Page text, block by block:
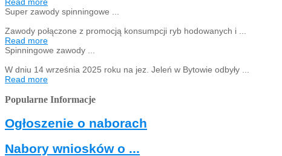
Super zawody spinningowe ...
Zawody połączone z promocją konsumpcji ryb hodowanych i ...
Read more
Spinningowe zawody ...
W dniu 14 września 2025 roku na jez. Jeleń w Bytowie odbyły ...
Read more
Popularne Informacje
Ogłoszenie o naborach
Nabory wniosków o ...